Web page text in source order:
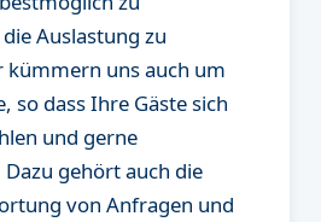
Auslastung zu
kümmern uns auch um
so dass Ihre Gäste sich
und gerne
gehört auch die
von Anfragen und